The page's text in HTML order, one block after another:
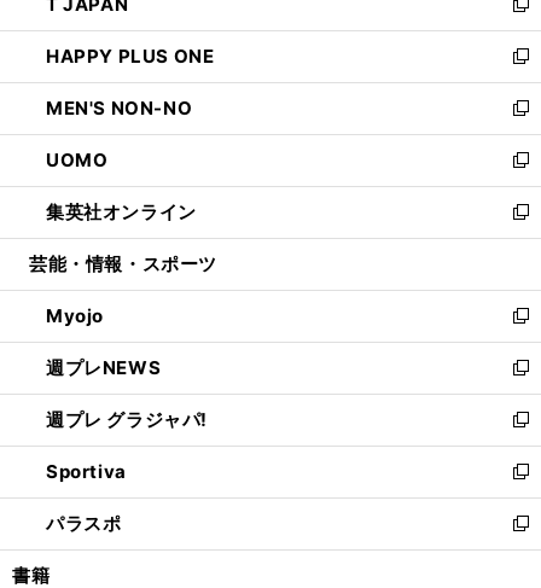
で
開
く
ド
ウ
で
開
く
ィ
ン
ド
ウ
で
開
く
い
ウ
ィ
ン
ド
ウ
で
開
く
新
し
い
ウ
ィ
ン
ド
ウ
で
開
HAPPY PLUS ONE
新
し
い
ウ
ィ
ン
ド
ウ
開
く
MEN'S NON-NO
新
し
い
ウ
ィ
ン
ウ
で
開
く
UOMO
新
し
い
ウ
ン
ド
ウ
で
開
く
集英社オンライン
新
し
ウ
ィ
ン
ド
ウ
で
開
く
芸能・情報・スポーツ
Myojo
新
し
い
ウ
ィ
ン
ド
ウ
で
開
週プレNEWS
新
し
い
ウ
ィ
ン
ド
ウ
週プレ グラジャパ!
新
し
い
ウ
ィ
ン
Sportiva
新
し
い
ウ
パラスポ
新
し
書籍